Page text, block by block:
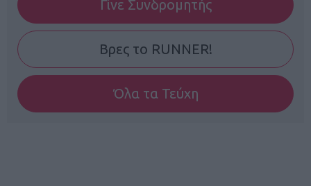
Γίνε Συνδρομητής
Βρες το RUNNER!
Όλα τα Τεύχη